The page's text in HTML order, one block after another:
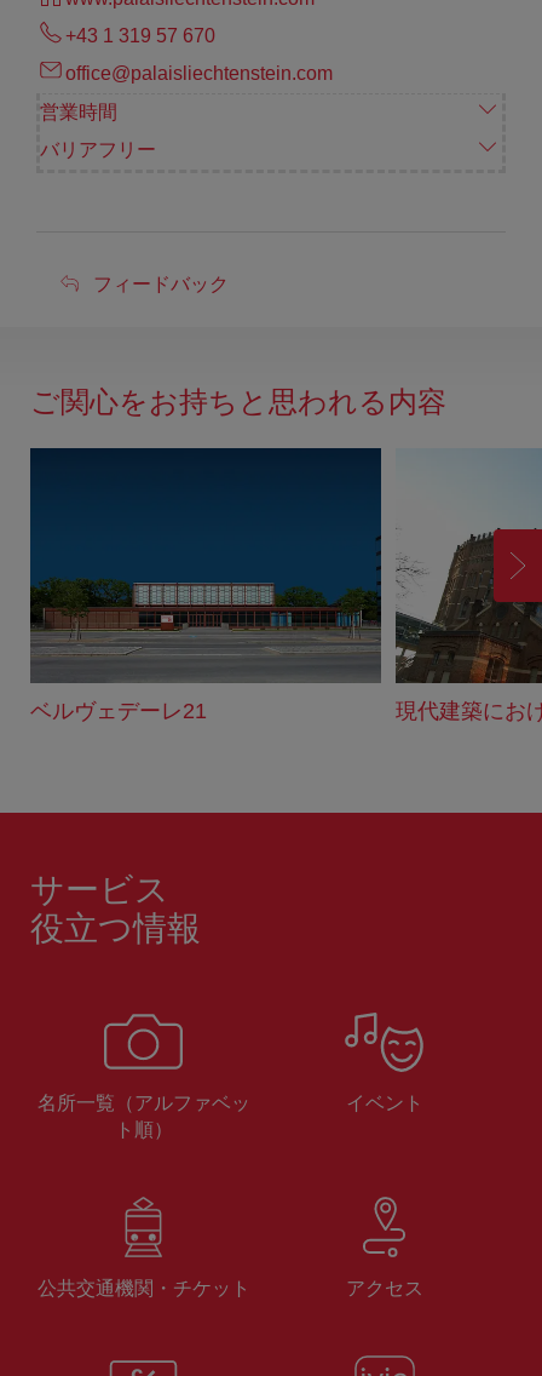
+43 1 319 57 670
office@palaisliechtenstein.com
営業時間
バリアフリー
フ
ド
フィードバック
ご関心をお持ちと思われる内容
ベルヴェデーレ21 現代建築にお
進
む
サービス
役立つ情報
名所一覧（アルファベッ
ト順）
イベント
公共交通機関・チケット アクセス